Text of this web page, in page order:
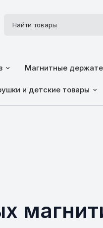
Магнитные
и детские товары